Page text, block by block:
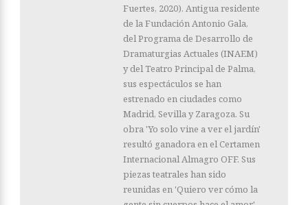
Fuertes, 2020). Antigua residente
de la Fundación Antonio Gala,
del Programa de Desarrollo de
Dramaturgias Actuales (INAEM)
y del Teatro Principal de Palma,
sus espectáculos se han
estrenado en ciudades como
Madrid, Sevilla y Zaragoza. Su
obra 'Yo solo vine a ver el jardín'
resultó ganadora en el Certamen
Internacional Almagro OFF. Sus
piezas teatrales han sido
reunidas en 'Quiero ver cómo la